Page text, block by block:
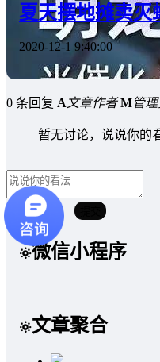
夏天摆地摊卖灭
2020-12-1 9:40:00
0 条回复 A文章作者 M管
暂无讨论，说说你的
取消回复
微信小程序
文章聚合